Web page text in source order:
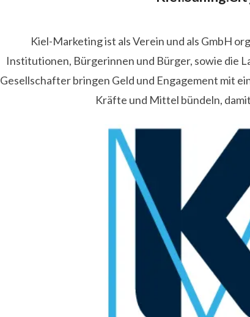
Kiel-Marketing ist als Verein und als GmbH
Institutionen, Bürgerinnen und Bürger, sowie die
Gesellschafter bringen Geld und Engagement mit
Kräfte und Mittel bündeln,